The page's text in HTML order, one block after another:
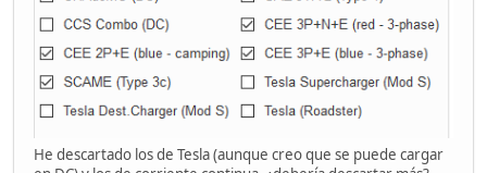
He descartado los de Tesla (aunque creo que se puede cargar